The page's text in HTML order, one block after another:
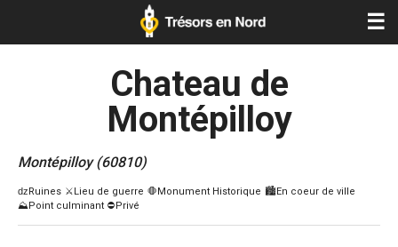
☰
Chateau de
Montépilloy
Montépilloy (60810)